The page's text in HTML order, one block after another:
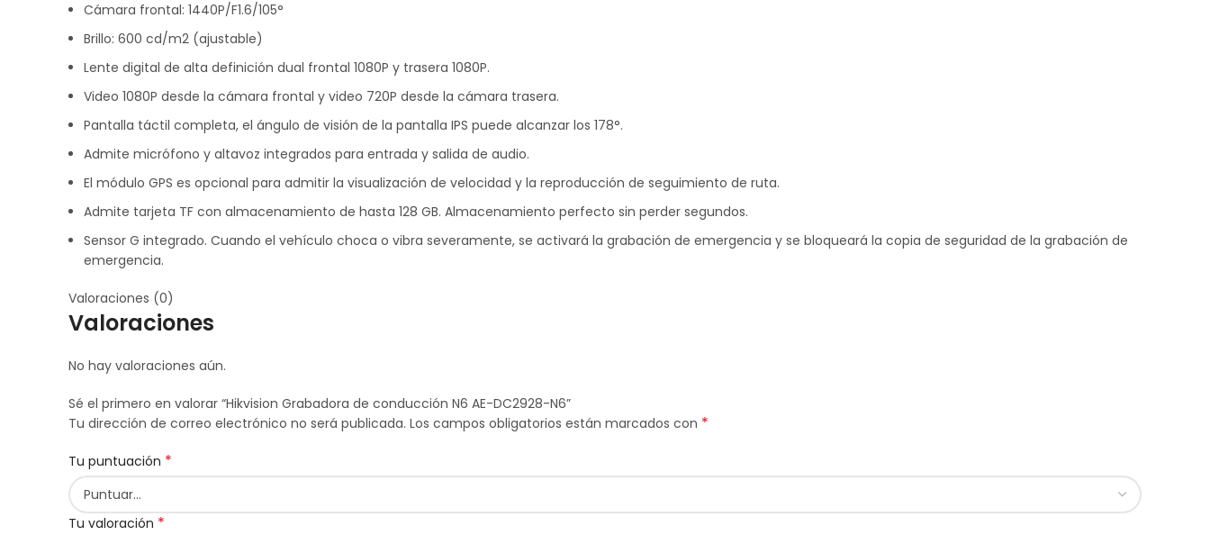
Cámara frontal: 1440P/F1.6/105°
Brillo: 600 cd/m2 (ajustable)
Lente digital de alta definición dual frontal 1080P y trasera 1080P.
Video 1080P desde la cámara frontal y video 720P desde la cámara trasera.
Pantalla táctil completa, el ángulo de visión de la pantalla IPS puede alcanzar los 178°.
Admite micrófono y altavoz integrados para entrada y salida de audio.
El módulo GPS es opcional para admitir la visualización de velocidad y la reproducción de seguimiento de ruta.
Admite tarjeta TF con almacenamiento de hasta 128 GB. Almacenamiento perfecto sin perder segundos.
Sensor G integrado. Cuando el vehículo choca o vibra severamente, se activará la grabación de emergencia y se bloqueará la copia de seguridad de la grabación de
emergencia.
Valoraciones (0)
Valoraciones
No hay valoraciones aún.
Sé el primero en valorar “Hikvision Grabadora de conducción N6 AE-DC2928-N6”
Tu dirección de correo electrónico no será publicada. Los campos obligatorios están marcados con *
Tu puntuación *
Tu valoración *